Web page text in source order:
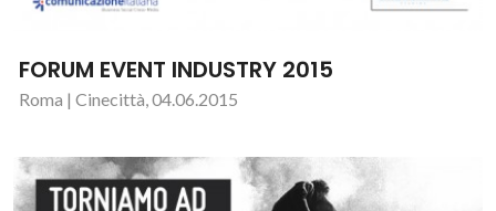
FORUM EVENT INDUSTRY 2015
Roma | Cinecittà, 04.06.2015